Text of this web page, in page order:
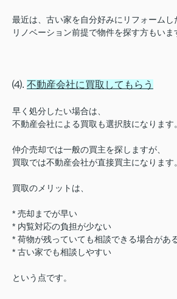
最近は、古い家を自分好みにリフォームし
リノベーション前提で物件を探す方もいま
⑷. 不動産会社に買取してもらう
早く処分したい場合は、
不動産会社による買取も選択肢になります。
仲介売却では一般の買主を探しますが、
買取では不動産会社が直接買主になります。
買取のメリットは、
* 売却までが早い
* 内覧対応の負担が少ない
* 荷物が残っていても相談できる場合があ
* 古い家でも相談しやすい
という点です。